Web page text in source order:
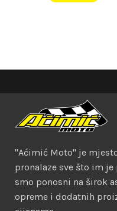
"Aćimić Moto" je
pronalaze sve što im
smo ponosni na širok
opreme i dodatnih